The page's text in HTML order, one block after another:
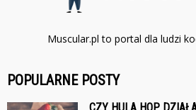
Muscular.pl to portal dla ludzi
POPULARNE POSTY